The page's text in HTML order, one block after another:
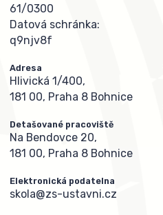
61/0300
Datová schránka:
q9njv8f
Adresa
Hlivická 1/400,
181 00, Praha 8 Bohnice
Detašované pracoviště
Na Bendovce 20,
181 00, Praha 8 Bohnice
Elektronická podatelna
skola@zs-ustavni.cz